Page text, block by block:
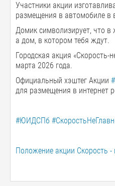
Участники акции
размещения в автомобиле в
Домик символизирует, что в
а дом, в котором тебя ждут.
Городская акция «Скорость-
марта 2026 года.
Официальный хэштег Акции
для размещения в интернет
#ЮИДСПб
Положение акции Скорость -